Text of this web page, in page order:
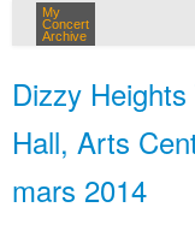
My
Concert
Archive
Dizzy
Hall, Arts
mars 2014